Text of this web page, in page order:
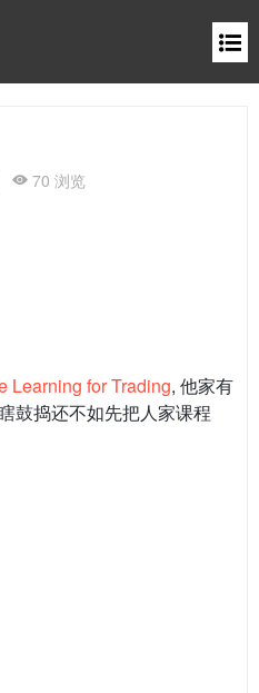
70 浏览
Learning for Trading, 他家有
鼓捣还不如先把人家课程